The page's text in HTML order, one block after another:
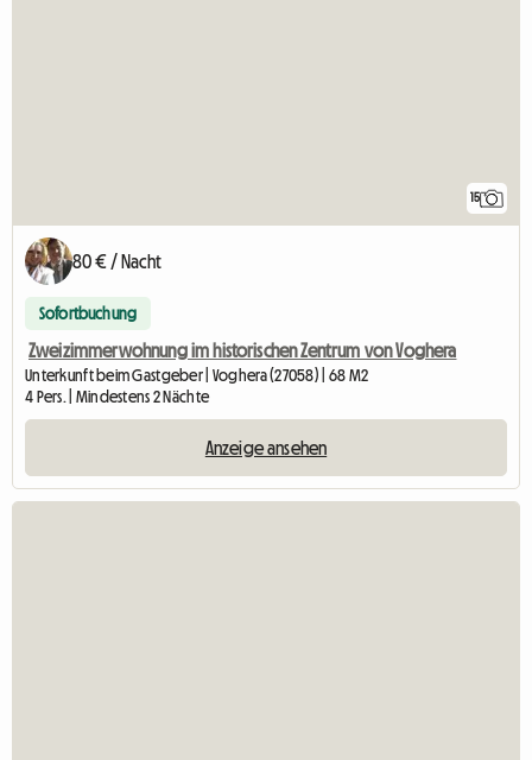
15
80 € / Nacht
Sofortbuchung
Zweizimmerwohnung im historischen Zentrum von Voghera
Unterkunft beim Gastgeber | Voghera (27058) | 68 M2
4 Pers. | Mindestens 2 Nächte
Anzeige ansehen